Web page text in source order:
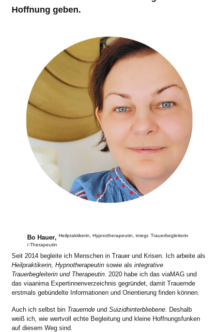
Hoffnung geben.
Bo Hauer, Heilpraktikerin, Hypnotherapeutin, integr. Trauerbegleiterin
/-Therapeutin
Seit 2014 begleite ich Menschen in Trauer und Krisen. Ich arbeite als
Heilpraktikerin, Hypnotherapeutin sowie als integrative
Trauerbegleiterin und Therapeutin. 2020 habe ich das viaMAG und
das viaanima Expertinnenverzeichnis gegründet, damit Trauernde
erstmals gebündelte Informationen und Orientierung finden können.
Auch ich selbst bin Trauernde und Suizidhinterbliebene. Deshalb
weiß ich, wie wertvoll echte Begleitung und kleine Hoffnungsfunken
auf diesem Weg sind.